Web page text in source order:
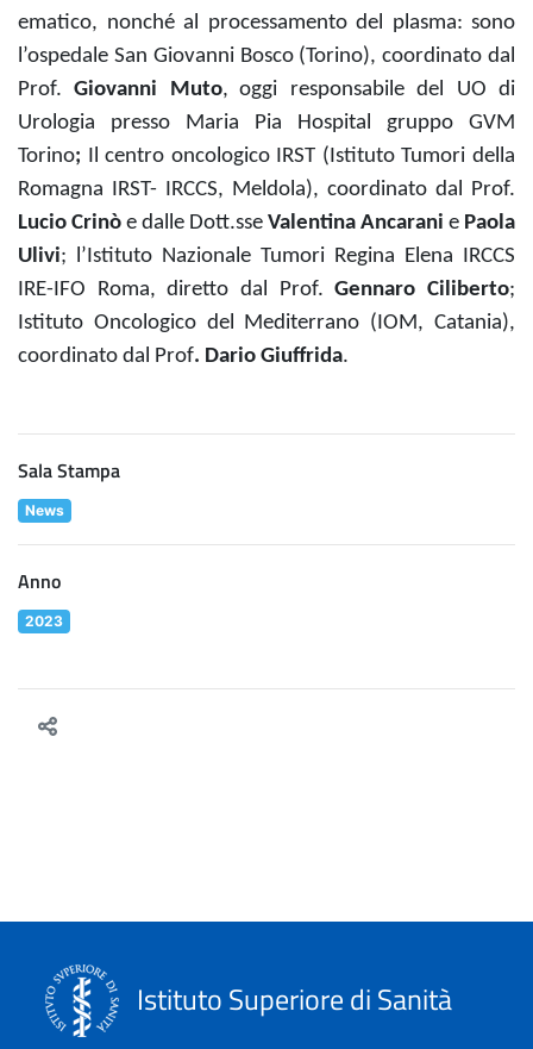
ematico, nonché al processamento del plasma: sono
l’ospedale San Giovanni Bosco (Torino), coordinato dal
Prof.Giovanni Muto, oggi responsabile del UO di
Urologia presso Maria Pia Hospital gruppo GVM
Torino; Il centro oncologico IRST (Istituto Tumori della
Romagna IRST- IRCCS, Meldola), coordinato dal Prof.
Lucio Crinò e dalle Dott.sse Valentina Ancarani e Paola
Ulivi; l’Istituto Nazionale Tumori Regina Elena IRCCS
IRE-IFO Roma, diretto dal Prof.Gennaro Ciliberto;
Istituto Oncologico del Mediterrano (IOM, Catania),
coordinato dal Prof. Dario Giuffrida.
Sala Stampa
News
Anno
2023
Istituto Superiore di Sanità